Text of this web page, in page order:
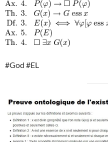
#God #EL